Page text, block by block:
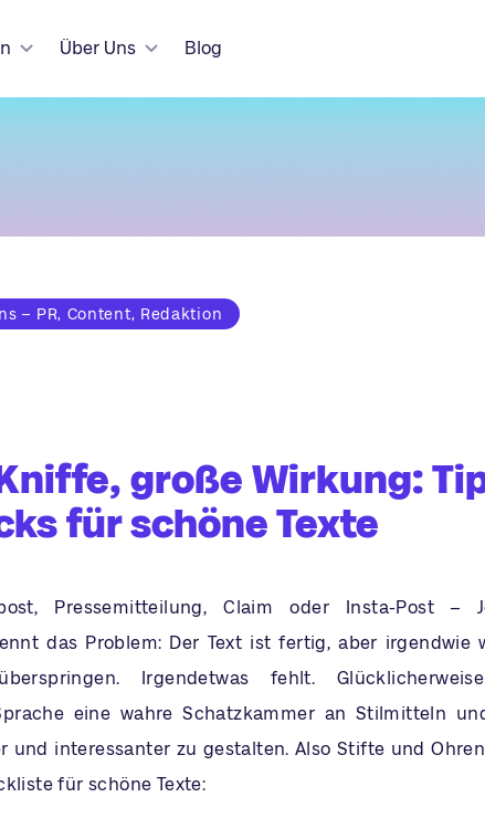
Über Uns Blog
– PR, Content, Redaktion
große Wirkung:
für schöne Texte
Pressemitteilung, Claim oder Insta-Post –
das Problem: Der Text ist fertig, aber irgendwie
Irgendetwas fehlt.
eine wahre Schatzkammer an Stilmitteln
und interessanter zu gestalten. Also Stifte und
für schöne Texte: